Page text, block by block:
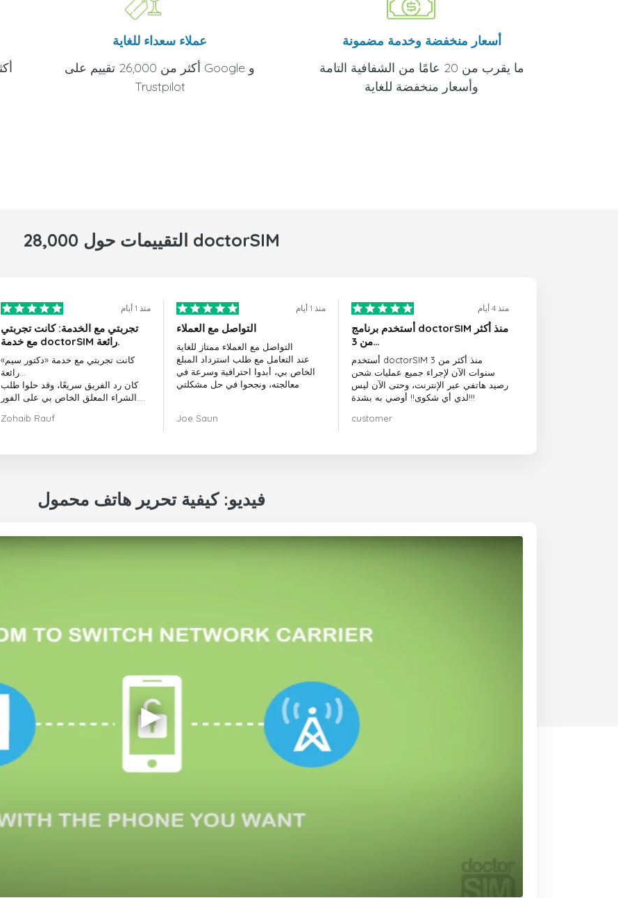
عملاء سعداء للغاية
أكثر من 26,000 تقييم على Google و
Trustpilot
أسعار منخفضة وخدمة مضمونة
ما يقرب من 20 عامًا من الشفافية التامة
وأسعار منخفضة للغاية
28,000 التقييمات حول doctorSIM
منذ 1 أيام
تجربتي مع الخدمة: كانت تجربتي
مع خدمة doctorSIM رائعة.
كانت تجربتي مع خدمة «دكتور سيم»
كان رد الفريق سريعًا، وقد حلوا طلب
قرارًا رائعًا.
Zohaib Rauf
منذ 1 أيام
التواصل مع العملاء
التواصل مع العملاء ممتاز للغاية
عند التعامل مع طلب استرداد المبلغ
الخاص بي، أبدوا احترافية وسرعة في
معالجته، ونجحوا في حل مشكلتي
Joe Saun
منذ 4 أيام
أستخدم برنامج doctorSIM منذ أكثر
من 3…
أستخدم doctorSIM منذ أكثر من 3
سنوات الآن لإجراء جميع عمليات شحن
رصيد هاتفي عبر الإنترنت، وحتى الآن ليس
لدي أي شكوى!! أوصي به بشدة!!!
customer
فيديو: كيفية تحرير هاتف محمول